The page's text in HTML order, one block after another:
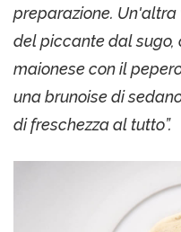
preparazione.
del piccante dal sugo,
maionese con il
una brunoise di
di freschezza al tutto”.